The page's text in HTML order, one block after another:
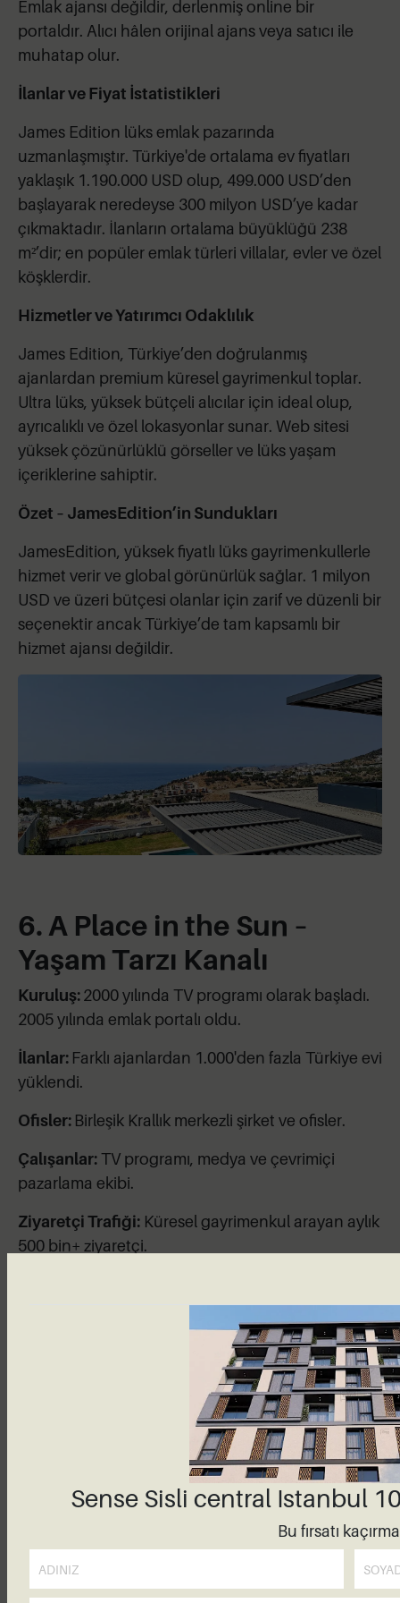
Emlak ajansı değildir, derlenmiş online bir
portaldır. Alıcı hâlen orijinal ajans veya satıcı ile
muhatap olur.
İlanlar ve Fiyat İstatistikleri
James Edition lüks emlak pazarında
uzmanlaşmıştır. Türkiye'de ortalama ev fiyatları
yaklaşık 1.190.000 USD olup, 499.000 USD’den
başlayarak neredeyse 300 milyon USD’ye kadar
çıkmaktadır. İlanların ortalama büyüklüğü 238
m²’dir; en popüler emlak türleri villalar, evler ve özel
köşklerdir.
Hizmetler ve Yatırımcı Odaklılık
James Edition, Türkiye’den doğrulanmış
ajanlardan premium küresel gayrimenkul toplar.
Ultra lüks, yüksek bütçeli alıcılar için ideal olup,
ayrıcalıklı ve özel lokasyonlar sunar. Web sitesi
yüksek çözünürlüklü görseller ve lüks yaşam
içeriklerine sahiptir.
Özet – JamesEdition’in Sundukları
JamesEdition, yüksek fiyatlı lüks gayrimenkullerle
hizmet verir ve global görünürlük sağlar. 1 milyon
USD ve üzeri bütçesi olanlar için zarif ve düzenli bir
seçenektir ancak Türkiye’de tam kapsamlı bir
hizmet ajansı değildir.
6. A Place in the Sun –
Yaşam Tarzı Kanalı
Kuruluş:2000 yılında TV programı olarak başladı.
2005 yılında emlak portalı oldu.
İlanlar: Farklı ajanlardan 1.000'den fazla Türkiye evi
yüklendi.
Ofisler: Birleşik Krallık merkezli şirket ve ofisler.
Çalışanlar:TV programı, medya ve çevrimiçi
pazarlama ekibi.
Ziyaretçi Trafiği: Küresel gayrimenkul arayan aylık
500 bin+ ziyaretçi.
aplaceinthesun.com
Arka Plan ve Uluslararası Erişim
Birleşik Krallık Kanal 4’te 2000 yılında başlayan bir
TV programından doğdu, çevrimiçi emlak portalı,
popüler dergi, canlı sergiler ve kıtasal rehberler
ekledi. Ayda yaklaşık 500.000 ziyaretçi, İspanya,
Fransa, İtalya ve Türkiye dahil olmak üzere çok
İlanlar, Hizmetler ve Etkinlikler
Sense Sisli central Istanbul
Bu fırsatı